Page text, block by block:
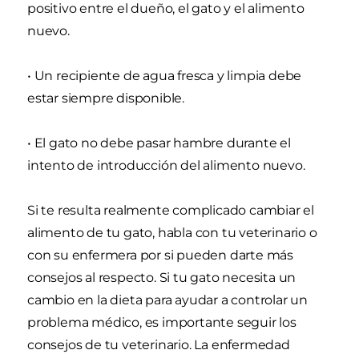
positivo entre el dueño, el gato y el alimento
nuevo.
• Un recipiente de agua fresca y limpia debe
estar siempre disponible.
• El gato no debe pasar hambre durante el
intento de introducción del alimento nuevo.
Si te resulta realmente complicado cambiar el
alimento de tu gato, habla con tu veterinario o
con su enfermera por si pueden darte más
consejos al respecto. Si tu gato necesita un
cambio en la dieta para ayudar a controlar un
problema médico, es importante seguir los
consejos de tu veterinario. La enfermedad